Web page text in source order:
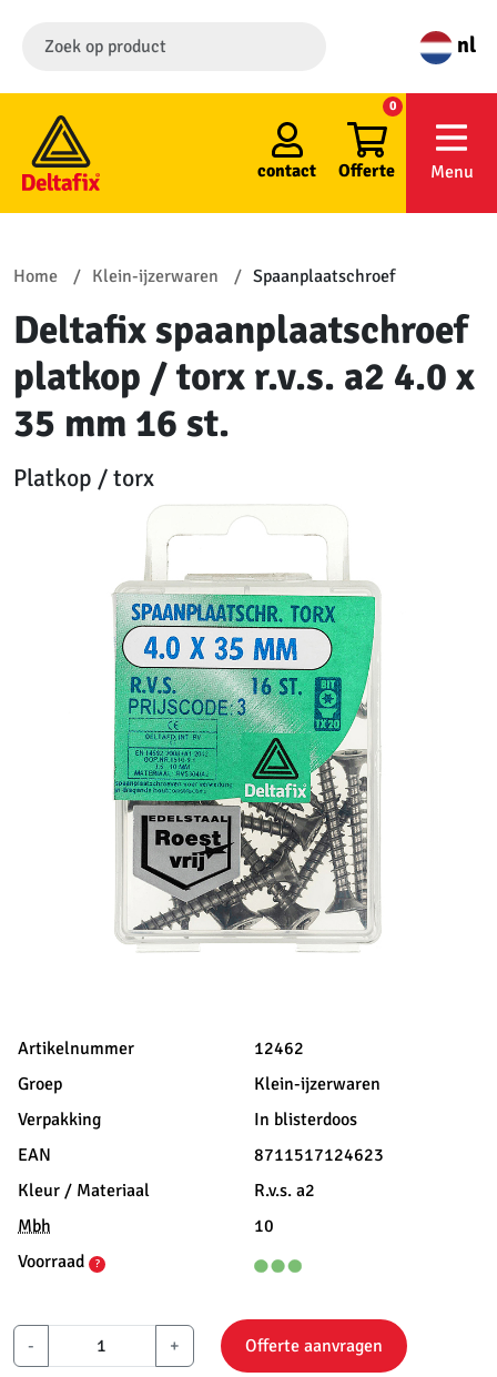
nl
contact Offerte
0
Menu
Home Klein-ijzerwaren Spaanplaatschroef
Deltafix spaanplaatschroef
platkop / torx r.v.s. a2 4.0 x
35 mm 16 st.
Platkop / torx
Artikelnummer
12462
Groep
Klein-ijzerwaren
Verpakking
In blisterdoos
EAN
8711517124623
Kleur / Materiaal
R.v.s. a2
Mbh
10
Voorraad
?
- + Offerte aanvragen